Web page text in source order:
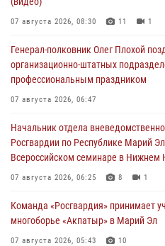
07 августа 2026, 08:30 11 1
Генерал-полковник Олег Плохой
организационно-штатных
профессиональным праздником
07 августа 2026, 06:47
Начальник отдела
Росгвардии по Республике Марий
Всероссийском семинаре в Нижнем
07 августа 2026, 06:25 8 1
Команда «Росгвардия» принимает
многоборье «Акпатыр» в Марий Эл
07 августа 2026, 05:43 10